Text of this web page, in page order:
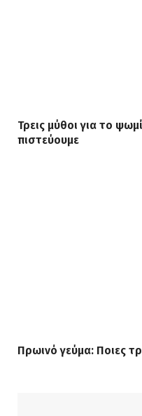
Τρεις μύθοι για το
πιστεύουμε
Πρωινό γεύμα: Ποιες